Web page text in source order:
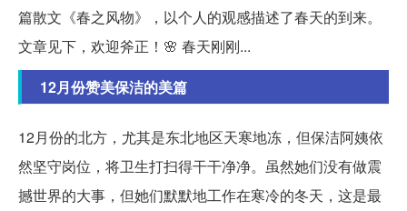
篇散文《春之风物》，以个人的观感描述了春天的到来。
文章见下，欢迎斧正！🌸 春天刚刚...
12月份赞美保洁的美篇
12月份的北方，尤其是东北地区天寒地冻，但保洁阿姨依
然坚守岗位，将卫生打扫得干干净净。虽然她们没有做震
撼世界的大事，但她们默默地工作在寒冷的冬天，这是最